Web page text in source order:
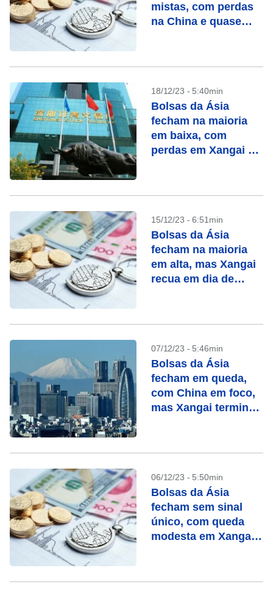
mistas, com perdas
na China e quase
18/12/23 - 5:40min
Bolsas da Ásia
fecham na maioria
em baixa, com
perdas em Xangai e
15/12/23 - 6:51min
Bolsas da Ásia
fecham na maioria
em alta, mas Xangai
recua em dia de
07/12/23 - 5:46min
Bolsas da Ásia
fecham em queda,
com China em foco,
mas Xangai termina
06/12/23 - 5:50min
Bolsas da Ásia
fecham sem sinal
único, com queda
modesta em Xangai e